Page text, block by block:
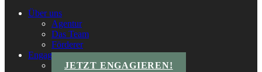
Über uns
Agentur
Das Team
Förderer
Engagements
JETZT ENGAGIEREN!